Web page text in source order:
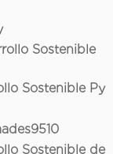
Sostenible
Sostenible Py
Sostenible de